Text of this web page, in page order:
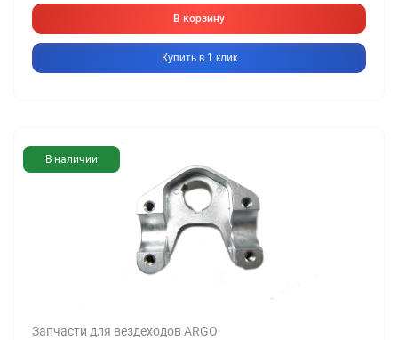
В корзину
Купить в 1 клик
В наличии
Запчасти для вездеходов ARGO